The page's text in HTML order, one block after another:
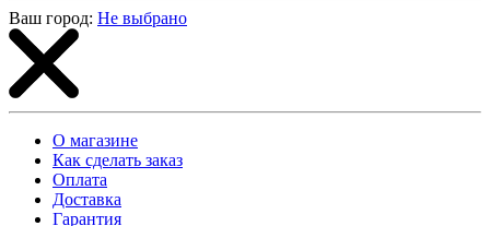
Ваш город: Не выбрано
О магазине
Как сделать заказ
Оплата
Доставка
Гарантия